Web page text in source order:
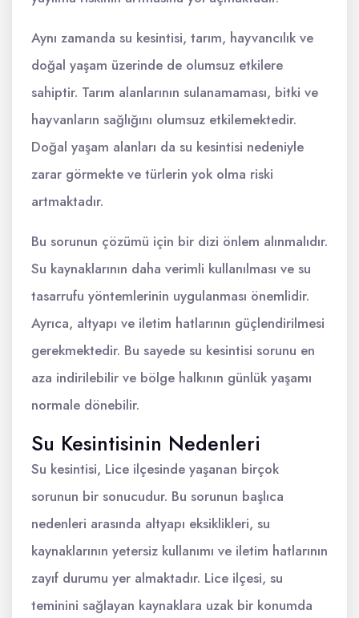
Aynı zamanda su kesintisi, tarım, hayvancılık ve
doğal yaşam üzerinde de olumsuz etkilere
sahiptir. Tarım alanlarının sulanamaması, bitki ve
hayvanların sağlığını olumsuz etkilemektedir.
Doğal yaşam alanları da su kesintisi nedeniyle
zarar görmekte ve türlerin yok olma riski
artmaktadır.
Bu sorunun çözümü için bir dizi önlem alınmalıdır.
Su kaynaklarının daha verimli kullanılması ve su
tasarrufu yöntemlerinin uygulanması önemlidir.
Ayrıca, altyapı ve iletim hatlarının güçlendirilmesi
gerekmektedir. Bu sayede su kesintisi sorunu en
aza indirilebilir ve bölge halkının günlük yaşamı
normale dönebilir.
Su Kesintisinin Nedenleri
Su kesintisi, Lice ilçesinde yaşanan birçok
sorunun bir sonucudur. Bu sorunun başlıca
nedenleri arasında altyapı eksiklikleri, su
kaynaklarının yetersiz kullanımı ve iletim hatlarının
zayıf durumu yer almaktadır. Lice ilçesi, su
teminini sağlayan kaynaklara uzak bir konumda